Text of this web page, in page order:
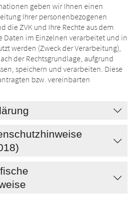
geben wir Ihnen einen
Ihrer personenbezogenen
die ZVK und Ihre Rechte aus dem
Daten im Einzelnen verarbeitet und in
werden (Zweck der Verarbeitung),
der Rechtsgrundlage, aufgrund
speichern und verarbeiten. Diese
bzw. vereinbarten